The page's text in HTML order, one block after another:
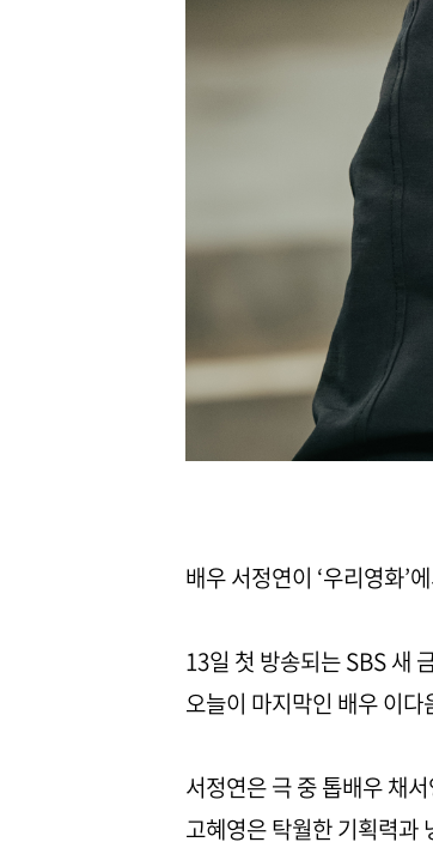
배우 서정연이 ‘우리영화’
13일 첫 방송되는 SBS 새
오늘이 마지막인 배우 이
서정연은 극 중 톱배우 채
고혜영은 탁월한 기획력과